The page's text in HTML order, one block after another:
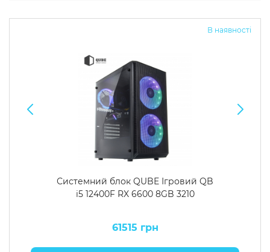
В наявності
Системний блок QUBE Ігровий QB
i5 12400F RX 6600 8GB 3210
61515 грн